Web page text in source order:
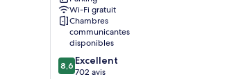
Wi-Fi gratuit
Chambres
communicantes
disponibles
8.6
sur
8,6 Excellent
702 avis